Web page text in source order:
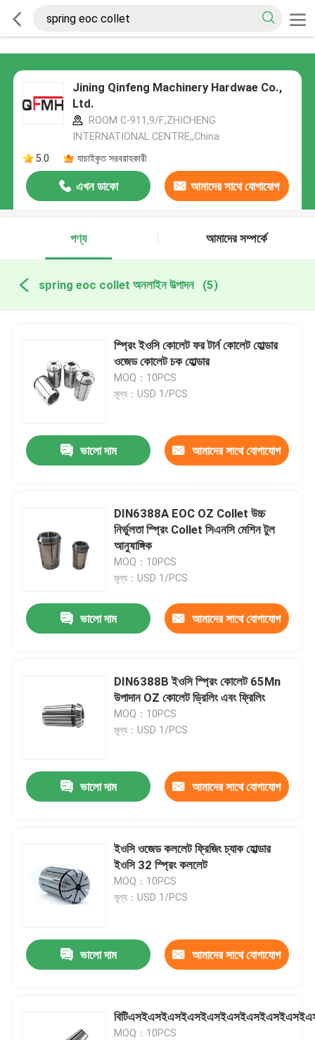
Jining Qinfeng Machinery Hardwae Co.,
Ltd.
ROOM C-911,9/F.,ZHICHENG
INTERNATIONAL CENTRE,,China
5.0
যাচাইকৃত সরবরাহকারী
এখন ডাকো আমাদের সাথে যোগাযোগ
পণ্য
আমাদের সম্পর্কে
spring eoc collet অনলাইন উত্পাদন (5)
স্প্রিং ইওসি কোলেট ফর টার্ন কোলেট হোল্ডার
ওজেড কোলেট চক হোল্ডার
MOQ：10PCS
মূল্য：USD 1/PCS
ভালো দাম আমাদের সাথে যোগাযোগ
DIN6388A EOC OZ Collet উচ্চ
নির্ভুলতা স্প্রিং Collet সিএনসি মেশিন টুল
আনুষাঙ্গিক
MOQ：10PCS
মূল্য：USD 1/PCS
ভালো দাম আমাদের সাথে যোগাযোগ
DIN6388B ইওসি স্প্রিং কোলেট 65Mn
উপাদান OZ কোলেট ড্রিলিং এবং ফ্রিলিং
MOQ：10PCS
মূল্য：USD 1/PCS
ভালো দাম আমাদের সাথে যোগাযোগ
ইওসি ওজেড কললেট ফ্রিজিং চ্যাক হোল্ডার
ইওসি 32 স্প্রিং কললেট
MOQ：10PCS
মূল্য：USD 1/PCS
ভালো দাম আমাদের সাথে যোগাযোগ
MOQ：10PCS